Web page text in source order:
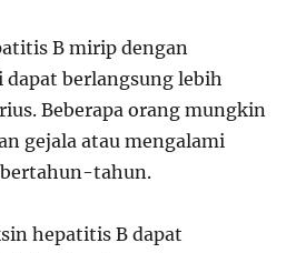
B mirip dengan
berlangsung lebih
Beberapa orang mungkin
gejala atau mengalami
tahun.
hepatitis B dapat